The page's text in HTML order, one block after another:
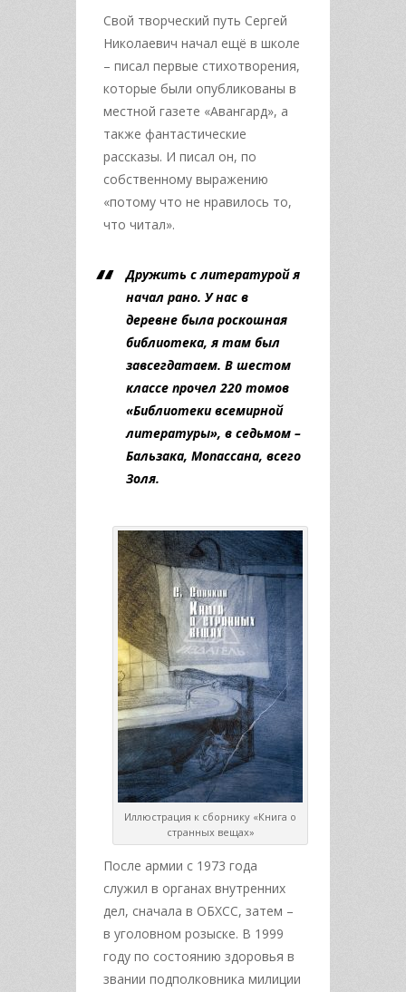
Свой творческий путь Сергей
Николаевич начал ещё в школе
– писал первые стихотворения,
которые были опубликованы в
местной газете «Авангард», а
также фантастические
рассказы. И писал он, по
собственному выражению
«потому что не нравилось то,
что читал».
Дружить с литературой я
начал рано. У нас в
деревне была роскошная
библиотека, я там был
завсегдатаем. В шестом
классе прочел 220 томов
«Библиотеки всемирной
литературы», в седьмом –
Бальзака, Мопассана, всего
Золя.
Иллюстрация к сборнику «Книга о
странных вещах»
После армии с 1973 года
служил в органах внутренних
дел, сначала в ОБХСС, затем –
в уголовном розыске. В 1999
году по состоянию здоровья в
звании подполковника милиции